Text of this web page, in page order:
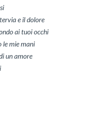
e il dolore
ai tuoi occhi
le mie mani